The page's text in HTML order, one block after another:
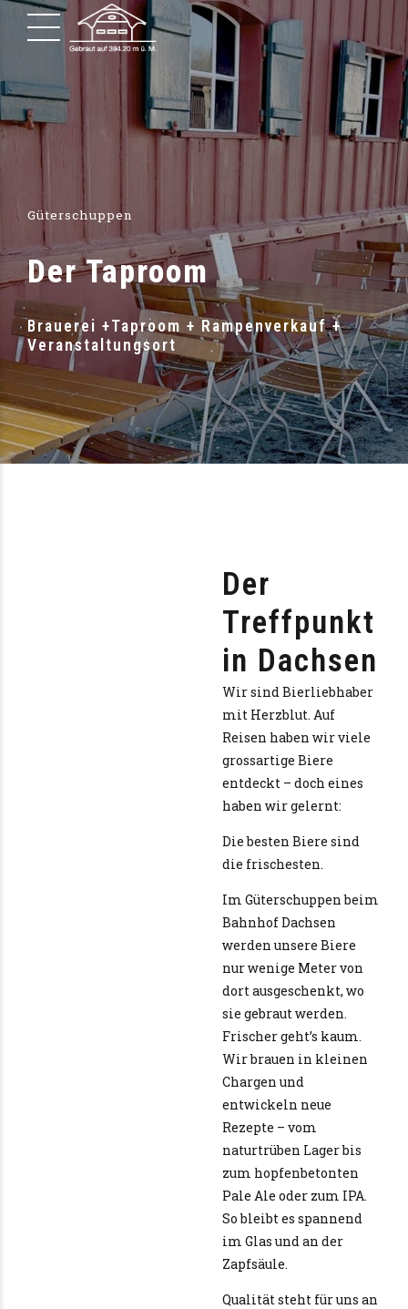
Güterschuppen
Der Taproom
Brauerei +Taproom + Rampenverkauf +
Veranstaltungsort
Der
Treffpunkt
in Dachsen
Wir sind Bierliebhaber
mit Herzblut. Auf
Reisen haben wir viele
grossartige Biere
entdeckt – doch eines
haben wir gelernt:
Die besten Biere sind
die frischesten.
Im Güterschuppen beim
Bahnhof Dachsen
werden unsere Biere
nur wenige Meter von
dort ausgeschenkt, wo
sie gebraut werden.
Frischer geht’s kaum.
Wir brauen in kleinen
Chargen und
entwickeln neue
Rezepte – vom
naturtrüben Lager bis
zum hopfenbetonten
Pale Ale oder zum IPA.
So bleibt es spannend
im Glas und an der
Zapfsäule.
Qualität steht für uns an